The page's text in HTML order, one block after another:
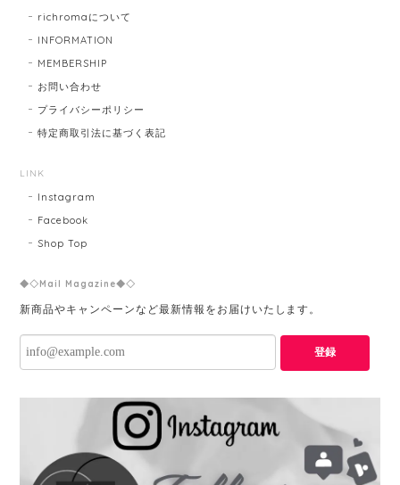
richromaについて
INFORMATION
MEMBERSHIP
お問い合わせ
プライバシーポリシー
特定商取引法に基づく表記
LINK
Instagram
Facebook
Shop Top
◆◇Mail Magazine◆◇
新商品やキャンペーンなど最新情報をお届けいたします。
登録